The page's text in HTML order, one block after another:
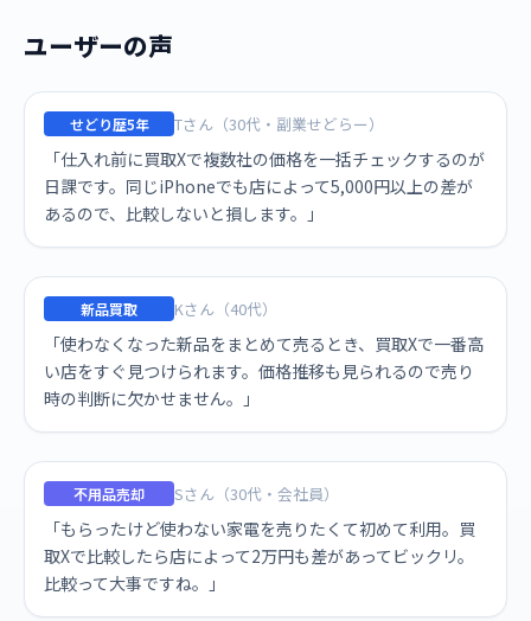
ユーザーの声
せどり歴5年 Tさん（30代・副業せどらー）
「仕入れ前に買取Xで複数社の価格を一括チェックするのが
日課です。同じiPhoneでも店によって5,000円以上の差が
あるので、比較しないと損します。」
新品買取 Kさん（40代）
「使わなくなった新品をまとめて売るとき、買取Xで一番高
い店をすぐ見つけられます。価格推移も見られるので売り
時の判断に欠かせません。」
不用品売却 Sさん（30代・会社員）
「もらったけど使わない家電を売りたくて初めて利用。買
取Xで比較したら店によって2万円も差があってビックリ。
比較って大事ですね。」